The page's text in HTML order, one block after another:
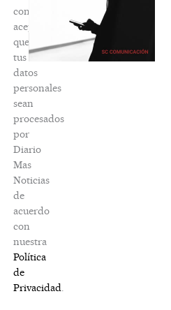
comentario,
aceptas
que
tus
datos
personales
sean
procesados
por
Diario
Mas
Noticias
de
acuerdo
con
nuestra
Política
de
Privacidad